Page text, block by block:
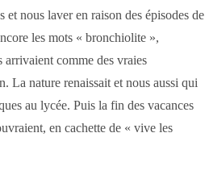
nous laver en raison des épisodes de
les mots « bronchiolite »,
comme des vraies
La nature renaissait et nous aussi qui
au lycée. Puis la fin des vacances
en cachette de « vive les